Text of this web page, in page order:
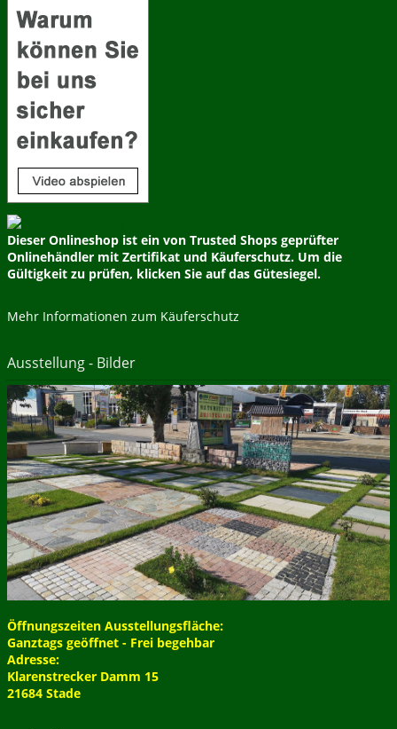
Dieser Onlineshop ist ein von Trusted Shops geprüfter
Onlinehändler mit Zertifikat und Käuferschutz. Um die
Gültigkeit zu prüfen, klicken Sie auf das Gütesiegel.
Mehr Informationen zum Käuferschutz
Ausstellung - Bilder
Öffnungszeiten Ausstellungsfläche:
Ganztags geöffnet - Frei begehbar
Adresse:
Klarenstrecker Damm 15
21684 Stade